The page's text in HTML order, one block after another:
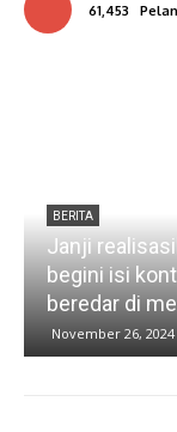
61,453
BERITA
Janji
begini isi
beredar di
November 26, 2024